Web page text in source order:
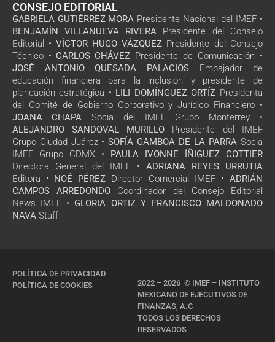
CONSEJO EDITORIAL
GABRIELA GUTIÉRREZ MORA Presidente Nacional del IMEF •
BENJAMÍN VILLANUEVA RIVERA Presidente del Consejo
Editorial • VÍCTOR HUGO VÁZQUEZ Presidente del Consejo
Técnico • CARLOS CHÁVEZ Presidente de Comunicación •
JOSÉ ANTONIO QUESADA PALACIOS Embajador de
educación financiera para la inclusión y presidente de
planeación estratégica • LILI DOMÍNGUEZ ORTÍZ Presidenta
del Comité de Gobierno Corporativo y Jurídico Financiero •
JOANA CHAPA Socia del IMEF Grupo Monterrey •
ALEJANDRO SANDOVAL MURILLO Presidente del IMEF
Grupo Ciudad Juárez • SOFÍA GAMBOA DE LA PARRA Socia
IMEF Grupo CDMX •
PAULA IVONNE ÍÑIGUEZ COTTIER
Directora General del IMEF • ADRIANA REYES URRUTIA
Editora •
NOÉ PÉREZ Director Comercial IMEF • ADRIÁN
CAMPOS ARREDONDO Coordinador del Consejo Editorial
News IMEF • GLORIA ORTIZ Y FRANCISCO MALDONADO
NAVA Staff
2022 – 2026 © IMEF – INSTITUTO
MEXICANO DE EJECUTIVOS DE
FINANZAS, A.C
TODOS LOS DERECHOS
RESERVADOS
POLÍTICA DE PRIVACIDAD
POLÍTICA DE COOKIES